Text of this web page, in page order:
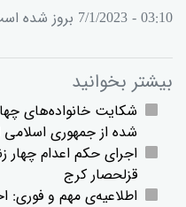
03:10 - 7/1/2023 بروز شده است.
بیشتر بخوانید
شکایت خانوادەهای
شدە از جمهوری اسلامی
اجرای حکم اعدام چهار
قزلحصار کرج
اطلاعیه‌ی مهم و فوری: